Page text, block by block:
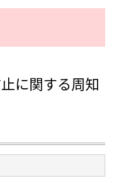
に関する周知